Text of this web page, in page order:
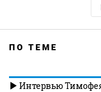
ПО ТЕМЕ
Интервью